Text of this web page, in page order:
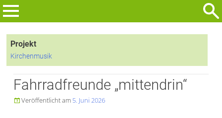
Zum
Inhalt
nach:Projekt
Kirchenmusik
Fahrradfreunde „mittendrin“
Veröffentlicht am 5. Juni 2026